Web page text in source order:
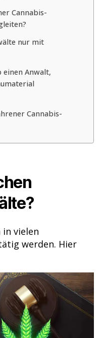
Cannabis-
nur mit
Anwalt,
Cannabis-
in vielen
werden. Hier